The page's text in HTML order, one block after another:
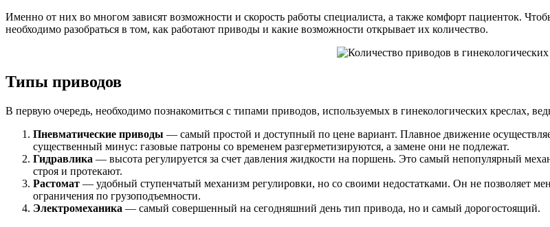
Именно от них во многом зависят возможности и скорость работы специалиста, а также комфорт пациенток.
необходимо разобраться в том, как работают приводы и какие возможности открывает их количество.
Типы приводов
В первую очередь, необходимо познакомиться с типами приводов, используемых в гинекологических креслах,
Пневматические приводы — самый простой и доступный по цене вариант. Плавное движение
существенный минус: газовые патроны со временем разгерметизируются, а замене они не подлежат.
Гидравлика — высота регулируется за счет давления жидкости на поршень. Это самый непопулярный
строя и протекают.
Растомат — удобный ступенчатый механизм регулировки, но со своими недостатками. Он не позволяет
ограничения по грузоподъемности.
Электромеханика — самый совершенный на сегодняшний день тип привода, но и самый дорогостоящий.